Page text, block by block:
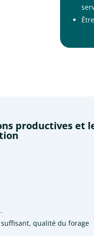
productives et
qualité du forage